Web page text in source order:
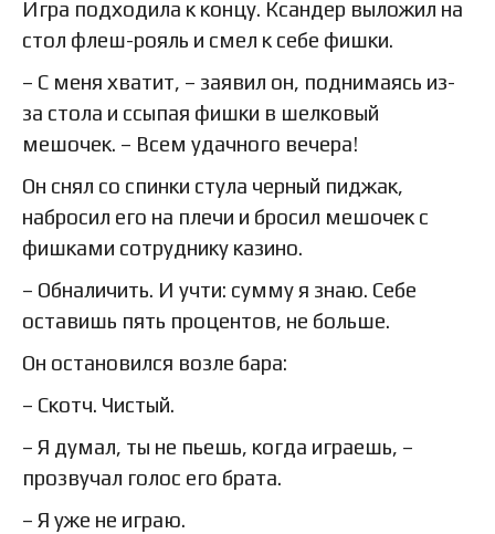
Игра подходила к концу. Ксандер выложил на
стол флеш-рояль и смел к себе фишки.
– С меня хватит, – заявил он, поднимаясь из-
за стола и ссыпая фишки в шелковый
мешочек. – Всем удачного вечера!
Он снял со спинки стула черный пиджак,
набросил его на плечи и бросил мешочек с
фишками сотруднику казино.
– Обналичить. И учти: сумму я знаю. Себе
оставишь пять процентов, не больше.
Он остановился возле бара:
– Скотч. Чистый.
– Я думал, ты не пьешь, когда играешь, –
прозвучал голос его брата.
– Я уже не играю.